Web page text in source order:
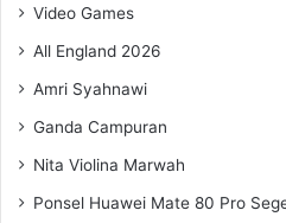
Video Games
All England 2026
Amri Syahnawi
Ganda Campuran
Nita Violina Marwah
Ponsel Huawei Mate 80 Pro